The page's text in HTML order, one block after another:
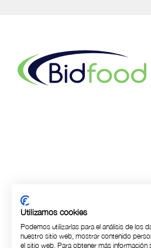
Utilizamos cookies
Podemos utilizarlas para el análisis de los
nuestro sitio web, mostrar contenido
el sitio web. Para obtener más